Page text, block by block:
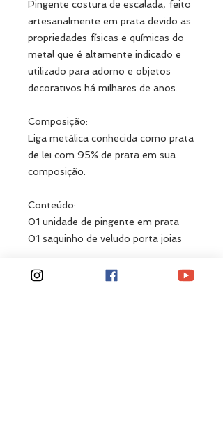
Pingente costura de escalada, feito
artesanalmente em prata devido as
propriedades físicas e químicas do
metal que é altamente indicado e
utilizado para adorno e objetos
decorativos há milhares de anos.
Composição:
Liga metálica conhecida como prata
de lei com 95% de prata em sua
composição.
Conteúdo:
01 unidade de pingente em prata
01 saquinho de veludo porta joias
Dimensões: 30 x 7 Milímetros